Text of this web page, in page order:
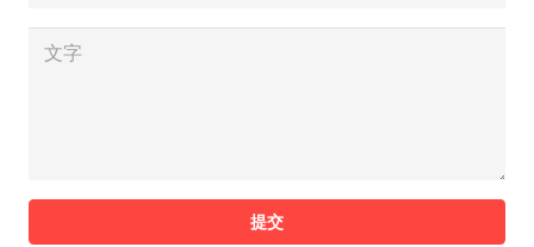
提交